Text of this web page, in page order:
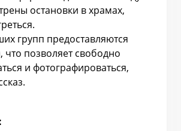
остановки в храмах,
групп предоставляются
что позволяет свободно
и фотографироваться,